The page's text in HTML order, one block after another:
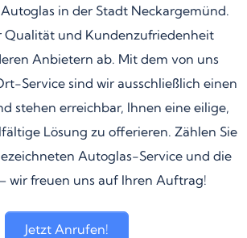
in der Stadt Neckargemünd.
Qualität und Kundenzufriedenheit
Anbietern ab. Mit dem von uns
Service sind wir ausschließlich einen
stehen erreichbar, Ihnen eine eilige,
Lösung zu offerieren. Zählen Sie
Autoglas-Service und die
wir freuen uns auf Ihren Auftrag!
Jetzt Anrufen!